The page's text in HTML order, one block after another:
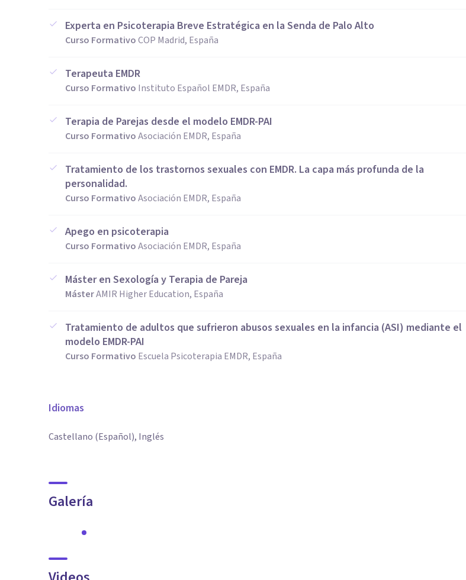
Experta en Psicoterapia Breve Estratégica en la Senda de Palo Alto
Curso FormativoCOP Madrid, España
Terapeuta EMDR
Curso Formativo Instituto Español EMDR, España
Terapia de Parejas desde el modelo EMDR-PAI
Curso FormativoAsociación EMDR, España
Tratamiento de los trastornos sexuales con EMDR. La capa más profunda de la
personalidad.
Curso FormativoAsociación EMDR, España
Apego en psicoterapia
Curso FormativoAsociación EMDR, España
Máster en Sexología y Terapia de Pareja
MásterAMIR Higher Education, España
Tratamiento de adultos que sufrieron abusos sexuales en la infancia (ASI) mediante el
modelo EMDR-PAI
Curso Formativo Escuela Psicoterapia EMDR, España
Idiomas
Castellano (Español), Inglés
Galería